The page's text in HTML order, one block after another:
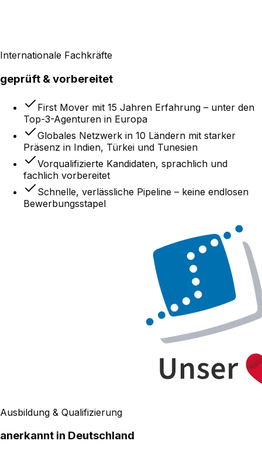
Internationale Fachkräfte
geprüft & vorbereitet
First Mover mit 15 Jahren Erfahrung – unter den
Top-3-Agenturen in Europa
Globales Netzwerk in 10 Ländern mit starker
Präsenz in Indien, Türkei und Tunesien
Vorqualifizierte Kandidaten, sprachlich und
fachlich vorbereitet
Schnelle, verlässliche Pipeline – keine endlosen
Bewerbungsstapel
Ausbildung & Qualifizierung
anerkannt in Deutschland